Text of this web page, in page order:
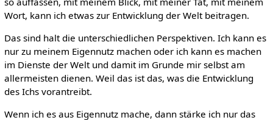
Wort, kann ich etwas zur Entwicklung der Welt beitragen.
Das sind halt die unterschiedlichen Perspektiven. Ich kann es
nur zu meinem Eigennutz machen oder ich kann es machen
im Dienste der Welt und damit im Grunde mir selbst am
allermeisten dienen. Weil das ist das, was die Entwicklung
des Ichs vorantreibt.
Wenn ich es aus Eigennutz mache, dann stärke ich nur das